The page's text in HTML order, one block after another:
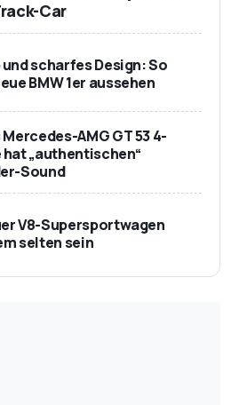
Car
scharfes Design: So
BMW 1er aussehen
AMG GT 53 4-
„authentischen“
Sound
V8-Supersportwagen
selten sein